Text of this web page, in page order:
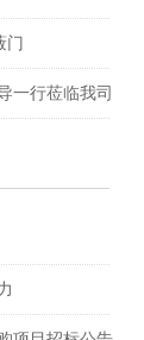
门
一行莅临我司